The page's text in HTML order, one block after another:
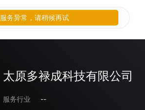
太原多禄成科技有限公司
服务行业
--
服务异常，请稍候再试